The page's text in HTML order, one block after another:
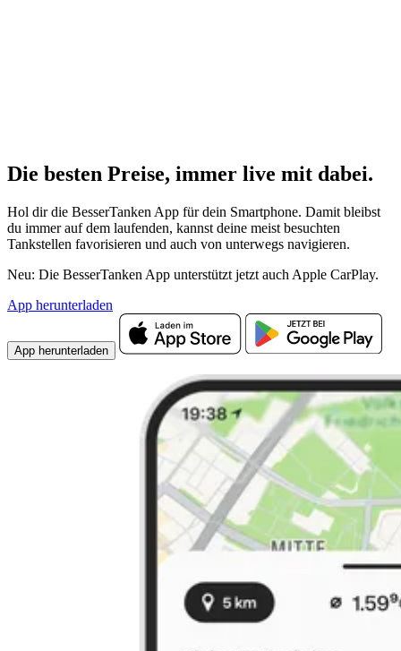
Die besten Preise, immer live mit dabei.
Hol dir die BesserTanken App für dein Smartphone. Damit bleibst
du immer auf dem laufenden, kannst deine meist besuchten
Tankstellen favorisieren und auch von unterwegs navigieren.
Neu: Die BesserTanken App unterstützt jetzt auch Apple CarPlay.
App herunterladen
App herunterladen